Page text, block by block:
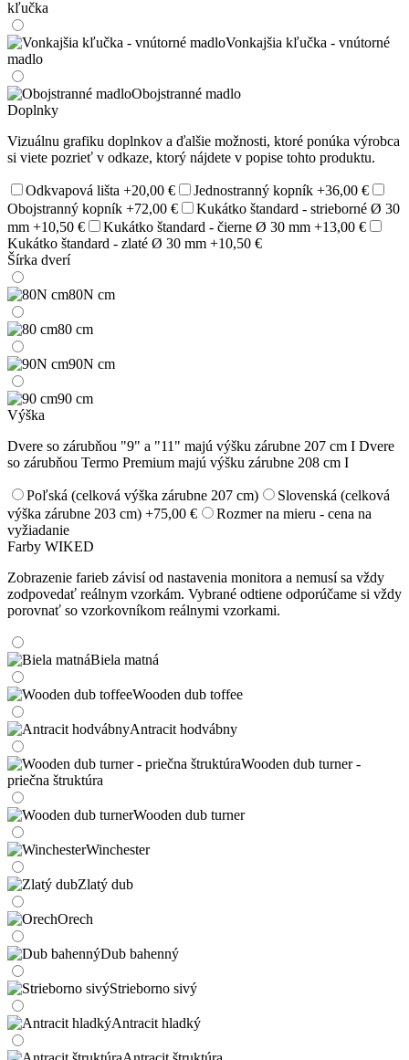
kľučka
Vonkajšia kľučka - vnútorné
madlo
Obojstranné madlo
Doplnky
Vizuálnu grafiku doplnkov a ďalšie možnosti, ktoré ponúka výrobca
si viete pozrieť v odkaze, ktorý nájdete v popise tohto produktu.
Odkvapová lišta +20,00 € Jednostranný kopník +36,00 €
Obojstranný kopník +72,00 €
Kukátko štandard - strieborné Ø 30
mm +10,50 € Kukátko štandard - čierne Ø 30 mm +13,00 €
Kukátko štandard - zlaté Ø 30 mm +10,50 €
Šírka dverí
80N cm
80 cm
90N cm
90 cm
Výška
Dvere so zárubňou "9" a "11" majú výšku zárubne 207 cm I Dvere
so zárubňou Termo Premium majú výšku zárubne 208 cm I
Poľská (celková výška zárubne 207 cm)
Slovenská (celková
výška zárubne 203 cm) +75,00 €
Rozmer na mieru - cena na
vyžiadanie
Farby WIKED
Zobrazenie farieb závisí od nastavenia monitora a nemusí sa vždy
zodpovedať reálnym vzorkám. Vybrané odtiene odporúčame si vždy
porovnať so vzorkovníkom reálnymi vzorkami.
Biela matná
Wooden dub toffee
Antracit hodvábny
Wooden dub turner -
priečna štruktúra
Wooden dub turner
Winchester
Zlatý dub
Orech
Dub bahenný
Strieborno sivý
Antracit hladký